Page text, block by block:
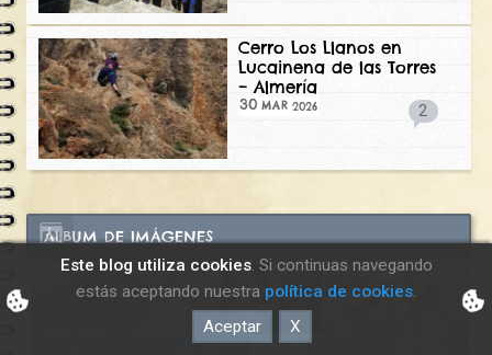
Cerro Los Llanos en
Lucainena de las Torres
– Almería
30 MAR 2026 2
ÁLBUM DE IMÁGENES
Este blog utiliza cookies. Si continuas navegando
estás aceptando nuestra política de cookies.
Aceptar
X